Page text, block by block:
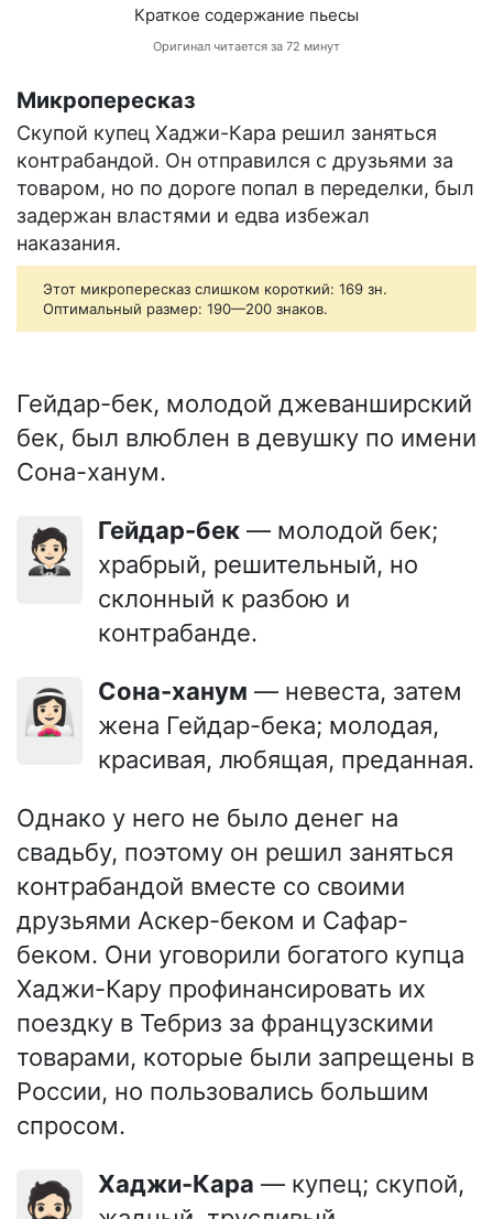
Краткое содержание пьесы
Оригинал читается за 72 минут
Микропересказ
Скупой купец Хаджи-Кара решил заняться
контрабандой. Он отправился с друзьями за
товаром, но по дороге попал в переделки, был
задержан властями и едва избежал
наказания.
Этот микропересказ слишком короткий: 169 зн.
Оптимальный размер: 190—200 знаков.
Гейдар-бек, молодой джеванширский
бек, был влюблен в девушку по имени
Сона-ханум.
🤵🏻 Гейдар-бек — молодой бек;
храбрый, решительный, но
склонный к разбою и
контрабанде.
👰🏻‍♀️ Сона-ханум — невеста, затем
жена Гейдар-бека; молодая,
красивая, любящая, преданная.
Однако у него не было денег на
свадьбу, поэтому он решил заняться
контрабандой вместе со своими
друзьями Аскер-беком и Сафар-
беком. Они уговорили богатого купца
Хаджи-Кару профинансировать их
поездку в Тебриз за французскими
товарами, которые были запрещены в
России, но пользовались большим
спросом.
🧔🏻 Хаджи-Кара — купец; скупой,